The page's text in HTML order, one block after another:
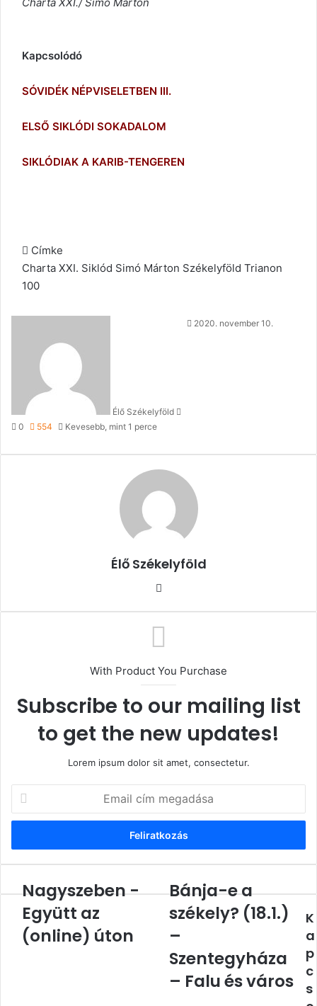
Kapcsolódó
SÓVIDÉK NÉPVISELETBEN III.
ELSŐ SIKLÓDI SOKADALOM
SIKLÓDIAK A KARIB-TENGEREN
Címke
Charta XXI. Siklód Simó Márton Székelyföld Trianon
100
Élő Székelyföld
Send2020. november 10.
0 554 Kevesebb, mint 1 perce
Élő Székelyföld
With Product You Purchase
Subscribe to our mailing list
to get the new updates!
Lorem ipsum dolor sit amet, consectetur.
cím
megadása
Nagyszeben
Együtt
az
(online)
Nagyszeben -
Együtt az
(online) úton
Bánja-
a
–
Szentegyháza
Bánja-e a
székely? (18.1.)
–
Szentegyháza
– Falu és város
K
a
p
c
s